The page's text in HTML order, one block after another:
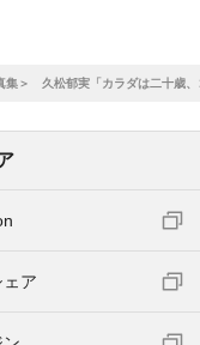
集＞ 久松郁実「カラダは二十歳
ア